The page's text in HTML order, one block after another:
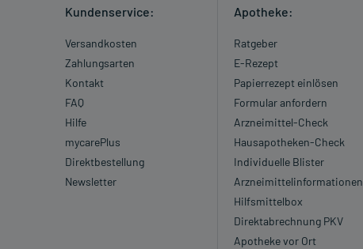
Kundenservice:
Versandkosten
Zahlungsarten
Kontakt
FAQ
Hilfe
mycarePlus
Direktbestellung
Newsletter
Apotheke:
Ratgeber
E-Rezept
Papierrezept einlösen
Formular anfordern
Arzneimittel-Check
Hausapotheken-Check
Individuelle Blister
Arzneimittelinformationen
Hilfsmittelbox
Direktabrechnung PKV
Apotheke vor Ort